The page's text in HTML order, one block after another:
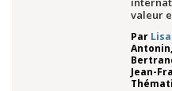
valeur
Par
Antonin,
Jean-